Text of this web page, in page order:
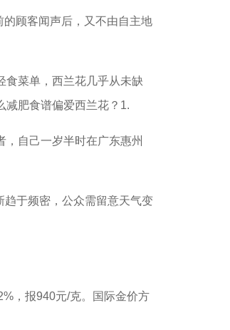
顾客闻声后，又不由自主地
菜单，西兰花几乎从未缺
减肥食谱偏爱西兰花？1.
自己一岁半时在广东惠州
于频密，公众需留意天气变
，报940元/克。国际金价方